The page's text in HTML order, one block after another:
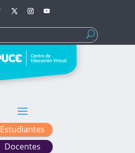
Estudiantes
Docentes